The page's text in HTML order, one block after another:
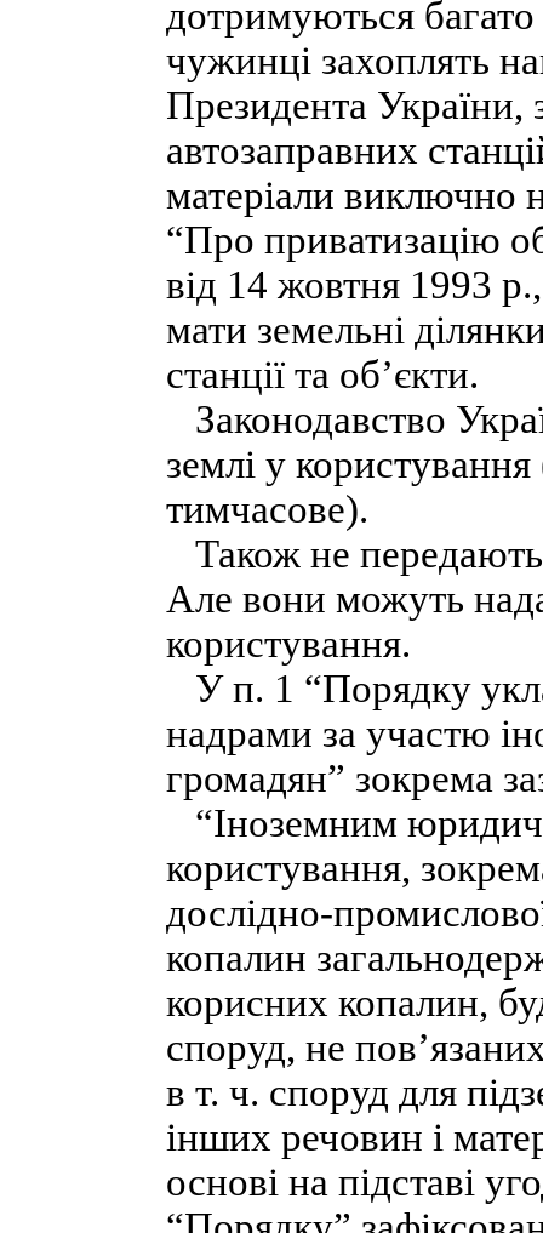
дотримуються
чужинці захоплять
Президента
автозаправних
матеріали виключно
“Про приватизацію
від 14 жовтня 1993
мати земельні
станції та об’єкти.
Законодавство
землі у
тимчасове).
Також не
Але вони можуть
користування.
У п. 1 “Порядку
надрами за участю
громадян” зокрема
“Іноземним
користування,
дослідно-
копалин
корисних копалин,
споруд, не
в т. ч. споруд для
інших речовин і
основі на підставі